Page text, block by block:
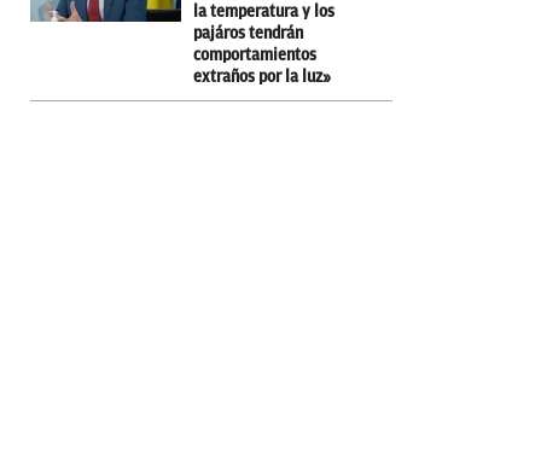
la temperatura y los
pajáros tendrán
comportamientos
extraños por la luz»